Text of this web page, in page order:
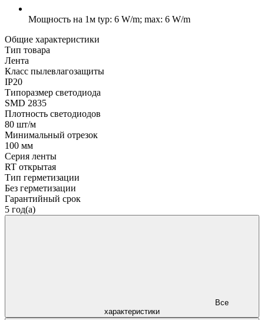
Мощность на 1м typ: 6 W/m; max: 6 W/m
Общие характеристики
Тип товара
Лента
Класс пылевлагозащиты
IP20
Типоразмер светодиода
SMD 2835
Плотность светодиодов
80 шт/м
Минимальный отрезок
100 мм
Серия ленты
RT открытая
Тип герметизации
Без герметизации
Гарантийный срок
5 год(а)
характеристики